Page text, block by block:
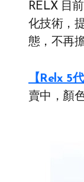
RELX 目
化技術，
態，不再
【Relx 5
賣中，顏